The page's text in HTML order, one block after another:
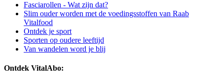
Fasciarollen - Wat zijn dat?
Slim ouder worden met de voedingsstoffen van Raab
Vitalfood
Ontdek je sport
Sporten op oudere leeftijd
Van wandelen word je blij
Ontdek VitalAbo: